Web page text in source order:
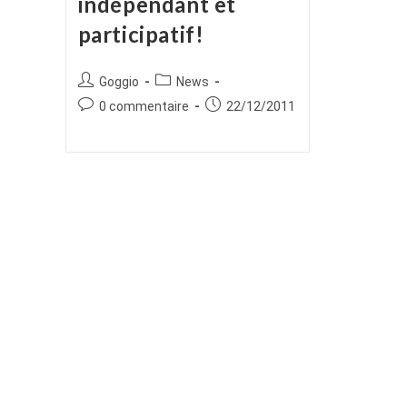
participatif!
Auteur/autrice
de
Goggio
Post
category:
News
Commentaires
0 commentaire
Publication
22/12/2011